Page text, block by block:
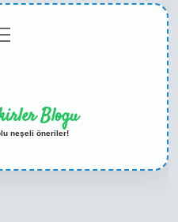
Blogu
neşeli öneriler!